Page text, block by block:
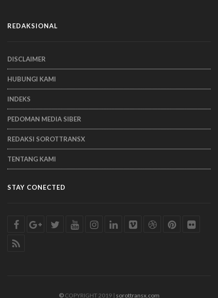
REDAKSIONAL
DISCLAIMER
HUBUNGI KAMI
INDEKS
PEDOMAN MEDIA SIBER
REDAKSI SOROTTRANSX
TENTANG KAMI
STAY CONECTED
©COPYRIGHT 2019 | sorottransx.com